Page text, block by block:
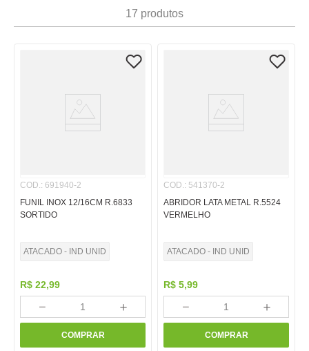
7º papel
9
17 produtos
COD.: 691940-2
FUNIL INOX 12/16CM R.6833
SORTIDO
ATACADO - IND UNID
R$ 22,99
＋
－
COMPRAR
COD.: 541370-2
ABRIDOR LATA METAL R.5524
VERMELHO
ATACADO - IND UNID
R$ 5,99
＋
－
COMPRAR